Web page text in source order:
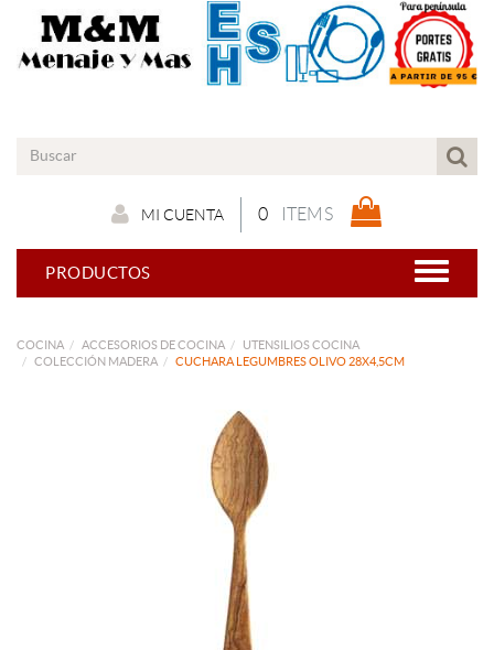
0 ITEMS
MI CUENTA
PRODUCTOS
COCINA ACCESORIOS DE COCINA
UTENSILIOS COCINA
COLECCIÓN MADERA
CUCHARA LEGUMBRES OLIVO 28X4,5CM